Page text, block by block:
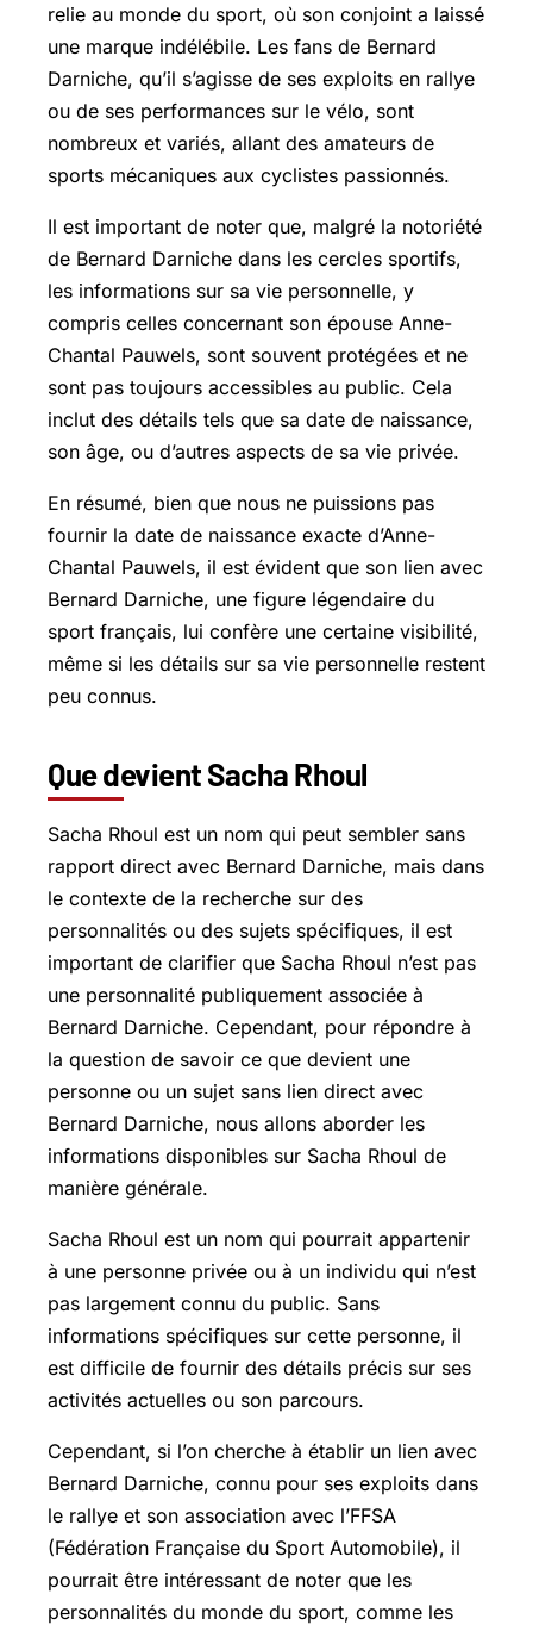
relie au monde du sport, où son conjoint a laissé
une marque indélébile. Les fans de Bernard
Darniche, qu’il s’agisse de ses exploits en rallye
ou de ses performances sur le vélo, sont
nombreux et variés, allant des amateurs de
sports mécaniques aux cyclistes passionnés.
Il est important de noter que, malgré la notoriété
de Bernard Darniche dans les cercles sportifs,
les informations sur sa vie personnelle, y
compris celles concernant son épouse Anne-
Chantal Pauwels, sont souvent protégées et ne
sont pas toujours accessibles au public. Cela
inclut des détails tels que sa date de naissance,
son âge, ou d’autres aspects de sa vie privée.
En résumé, bien que nous ne puissions pas
fournir la date de naissance exacte d’Anne-
Chantal Pauwels, il est évident que son lien avec
Bernard Darniche, une figure légendaire du
sport français, lui confère une certaine visibilité,
même si les détails sur sa vie personnelle restent
peu connus.
Que devient Sacha Rhoul
Sacha Rhoul est un nom qui peut sembler sans
rapport direct avec Bernard Darniche, mais dans
le contexte de la recherche sur des
personnalités ou des sujets spécifiques, il est
important de clarifier que Sacha Rhoul n’est pas
une personnalité publiquement associée à
Bernard Darniche. Cependant, pour répondre à
la question de savoir ce que devient une
personne ou un sujet sans lien direct avec
Bernard Darniche, nous allons aborder les
informations disponibles sur Sacha Rhoul de
manière générale.
Sacha Rhoul est un nom qui pourrait appartenir
à une personne privée ou à un individu qui n’est
pas largement connu du public. Sans
informations spécifiques sur cette personne, il
est difficile de fournir des détails précis sur ses
activités actuelles ou son parcours.
Cependant, si l’on cherche à établir un lien avec
Bernard Darniche, connu pour ses exploits dans
le rallye et son association avec l’FFSA
(Fédération Française du Sport Automobile), il
pourrait être intéressant de noter que les
personnalités du monde du sport, comme les